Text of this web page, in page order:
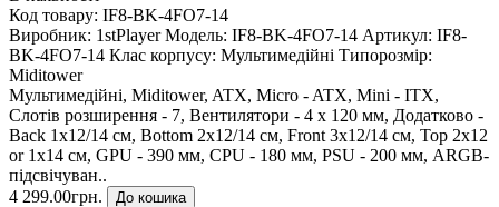
Код товару: IF8-BK-4FO7-14
Виробник: 1stPlayer Модель: IF8-BK-4FO7-14 Артикул: IF8-
BK-4FO7-14 Клас корпусу: Мультимедійні Типорозмір:
Miditower
Мультимедійні, Miditower, ATX, Micro - ATX, Mini - ITX,
Слотів розширення - 7, Вентилятори - 4 х 120 мм, Додатково -
Back 1x12/14 см, Bottom 2x12/14 см, Front 3x12/14 см, Top 2x12
or 1х14 см, GPU - 390 мм, CPU - 180 мм, PSU - 200 мм, ARGB-
підсвічуван..
4 299.00грн.
До кошика